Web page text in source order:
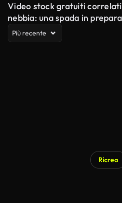
Video stock gratuiti
nebbia: una spada in
Più recente
Ricrea